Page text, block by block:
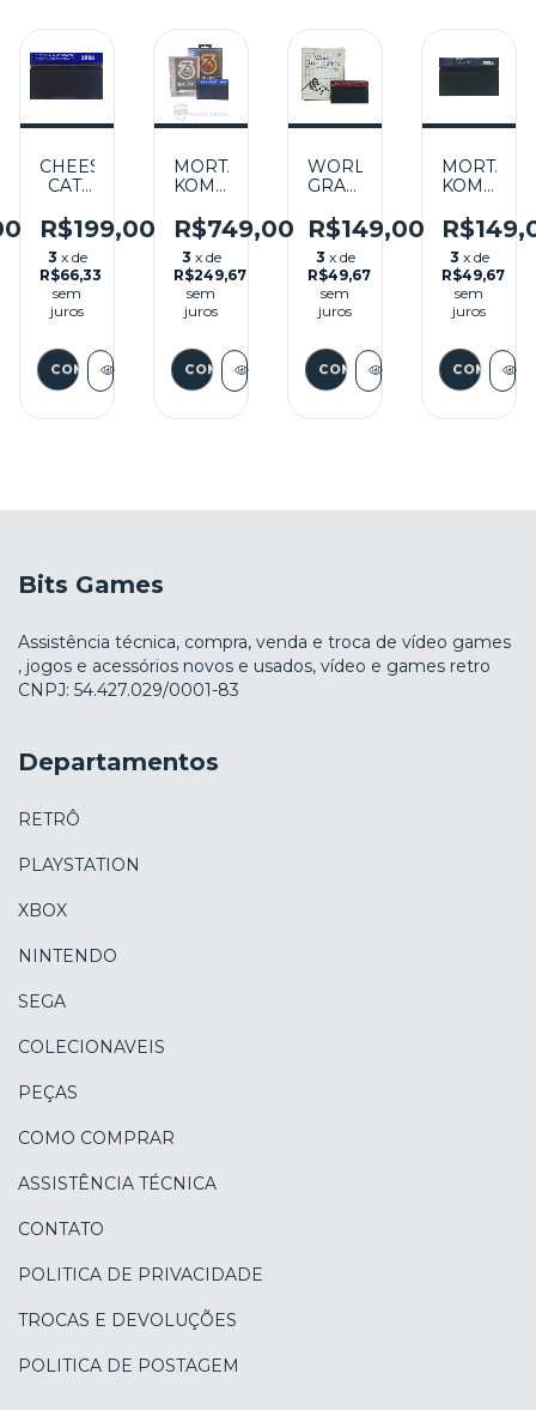
CHEESE
CAT-
STARRING
SPEEDY
GONZALES
SEMINOVO
-
MASTER
R$199,00
3 x de
R$66,33
sem
juros
MORTAL
KOMBAT
SEMINOVO
-
MASTER
SYSTEM
R$749,00
3 x de
R$249,67
sem
juros
WORLD
GRAND
SEMINOVO
-
MASTER
SYSTEM
R$149,00
3 x de
R$49,67
sem
juros
MORTAL
KOMBAT
-
MASTER
SYSTEM
3 x de
R$49,67
sem
juros
Bits Games
Assistência técnica, compra, venda e troca de vídeo games
, jogos e acessórios novos e usados, vídeo e games retro
CNPJ: 54.427.029/0001-83
Departamentos
RETRÔ
PLAYSTATION
XBOX
NINTENDO
SEGA
COLECIONAVEIS
PEÇAS
COMO COMPRAR
ASSISTÊNCIA TÉCNICA
CONTATO
POLITICA DE PRIVACIDADE
TROCAS E DEVOLUÇÕES
POLITICA DE POSTAGEM